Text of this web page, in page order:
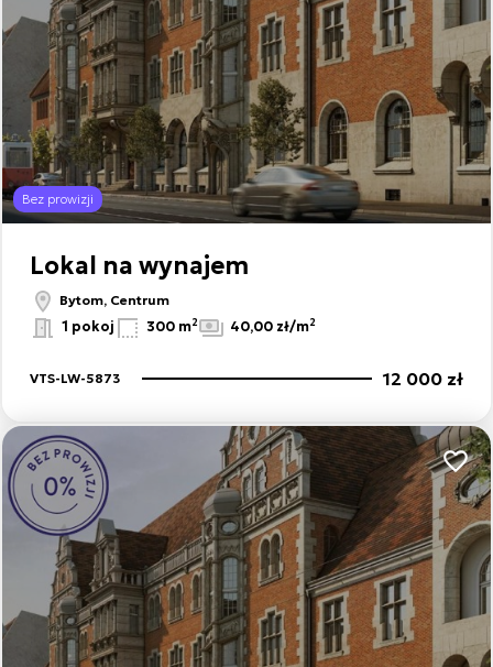
Bez prowizji
Lokal na wynajem
Bytom, Centrum
1 pokoj 300 m2 40,00 zł/m2
VTS-LW-5873 12 000 zł